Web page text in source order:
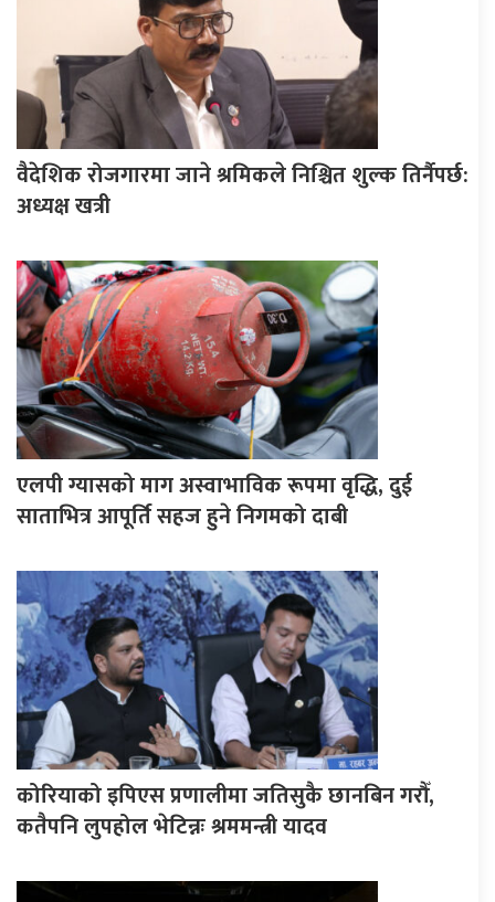
वैदेशिक रोजगारमा जाने श्रमिकले निश्चित शुल्क तिर्नैपर्छ:
अध्यक्ष खत्री
एलपी ग्यासको माग अस्वाभाविक रूपमा वृद्धि, दुई
साताभित्र आपूर्ति सहज हुने निगमको दाबी
कोरियाको इपिएस प्रणालीमा जतिसुकै छानबिन गरौँ,
कतैपनि लुपहोल भेटिन्नः श्रममन्त्री यादव